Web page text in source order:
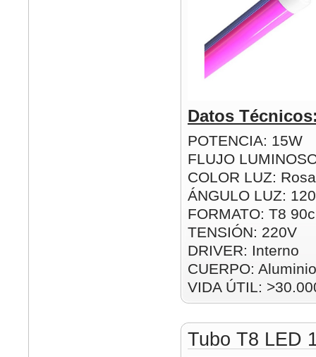
Datos
POTENCIA: 15W
FLUJO
COLOR LUZ: Rosa
ÁNGULO LUZ:
FORMATO: T8
TENSIÓN: 220V
DRIVER: Interno
CUERPO: Aluminio
VIDA ÚTIL:
Tubo T8 LED